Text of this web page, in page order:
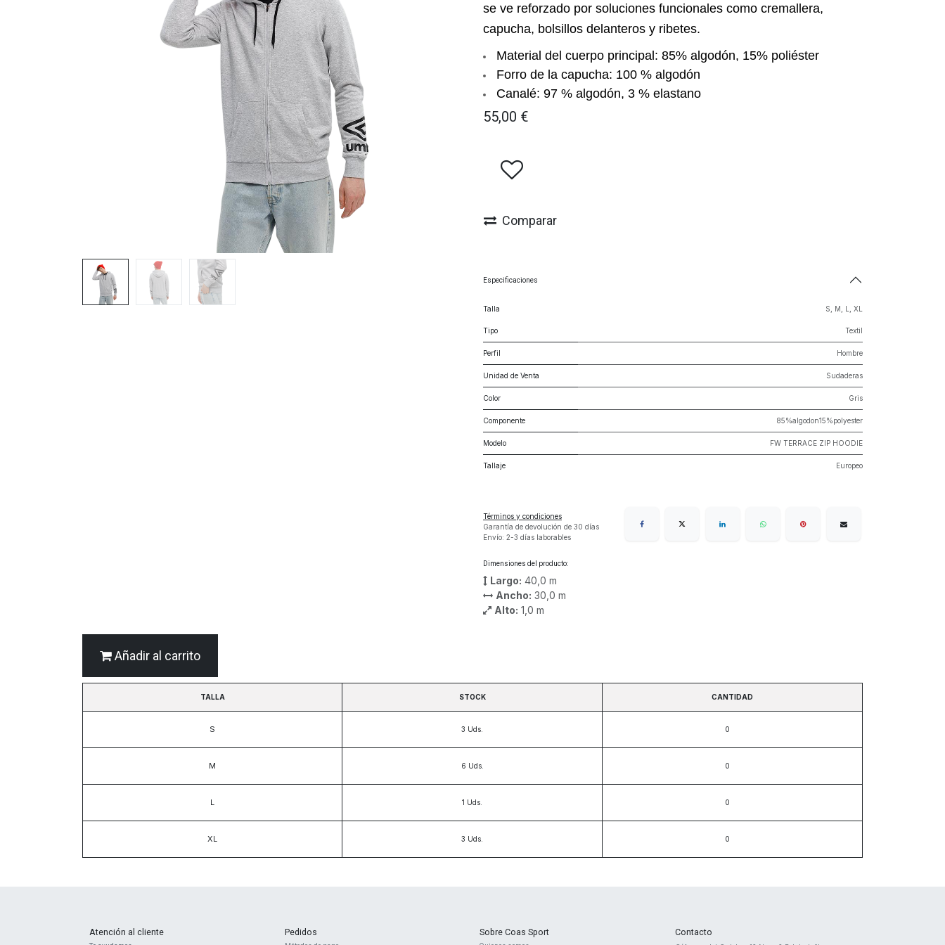
se ve reforzado por soluciones funcionales como cremallera,
capucha, bolsillos delanteros y ribetes.
Material del cuerpo principal: 85% algodón, 15% poliéster
Forro de la capucha: 100 % algodón
Canalé: 97 % algodón, 3 % elastano
55,00 €
Comparar
Especificaciones
Talla S M L XL
Tipo Textil
Perfil Hombre
Unidad de Venta Sudaderas
Color Gris
Componente 85%algodon15%polyester
Modelo FW TERRACE ZIP HOODIE
Tallaje Europeo
Términos y condiciones
Garantía de devolución de 30 días
Envío: 2-3 días laborables
Dimensiones del producto:
Largo: 40,0 m
Ancho: 30,0 m
Alto: 1,0 m
Añadir al carrito
TALLA STOCK CANTIDAD
S 3 Uds.
M 6 Uds.
L 1 Uds.
XL 3 Uds.
Pedidos
Atención al cliente Contacto
Sobre Coas Sport